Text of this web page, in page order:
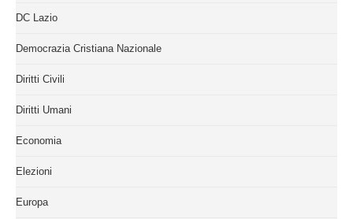
DC Lazio
Democrazia Cristiana Nazionale
Diritti Civili
Diritti Umani
Economia
Elezioni
Europa